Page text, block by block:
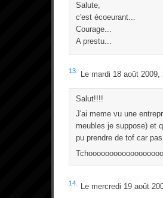
Salute,
c'est écoeurant...
Courage...
A prestu...
13. Le mardi 18 août 2009,
Salut!!!!
J'ai meme vu une
meubles je suppose) et
pu prendre de tof car
14. Le mercredi 19 août